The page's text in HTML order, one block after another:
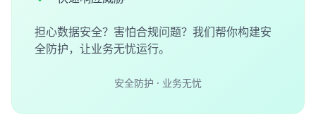
担心数据安全？害怕合规问题？我们帮你构建安
全防护，让业务无忧运行。
安全防护 · 业务无忧